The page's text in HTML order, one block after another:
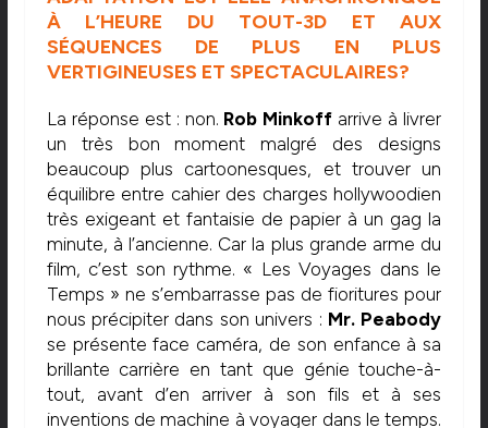
À L’HEURE DU TOUT-3D ET AUX
SÉQUENCES DE PLUS EN PLUS
VERTIGINEUSES ET SPECTACULAIRES?
La réponse est : non. Rob Minkoff arrive à livrer
un très bon moment malgré des designs
beaucoup plus cartoonesques, et trouver un
équilibre entre cahier des charges hollywoodien
très exigeant et fantaisie de papier à un gag la
minute, à l’ancienne. Car la plus grande arme du
film, c’est son rythme. « Les Voyages dans le
Temps » ne s’embarrasse pas de fioritures pour
nous précipiter dans son univers : Mr. Peabody
se présente face caméra, de son enfance à sa
brillante carrière en tant que génie touche-à-
tout, avant d’en arriver à son fils et à ses
inventions de machine à voyager dans le temps.